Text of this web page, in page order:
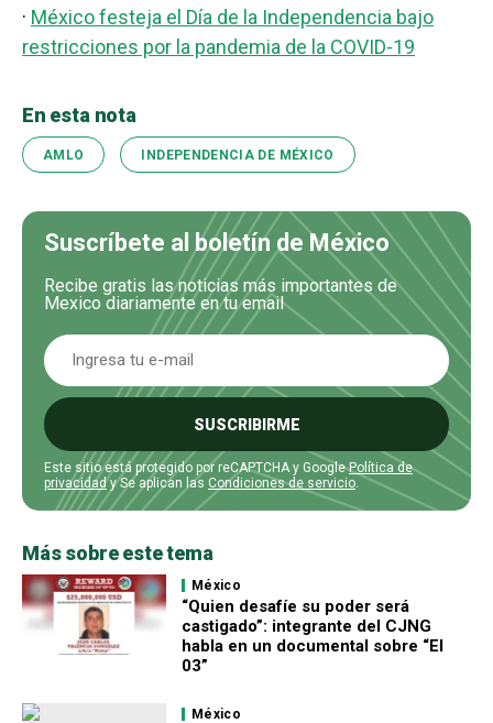
· México festeja el Día de la Independencia bajo
restricciones por la pandemia de la COVID-19
En esta nota
AMLO INDEPENDENCIA DE MÉXICO
Suscríbete al boletín de México
Recibe gratis las noticias más importantes de
Mexico diariamente en tu email
SUSCRIBIRME
Este sitio está protegido por reCAPTCHA y GooglePolítica de
privacidady Se aplican las Condiciones de servicio
Más sobre este tema
México
“Quien desafíe su poder será
castigado”: integrante del CJNG
habla en un documental sobre “El
03”
México